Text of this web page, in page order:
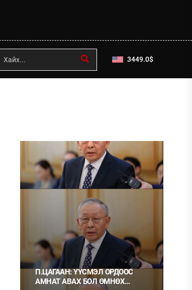
3449.0$
П.ЦАГААН: ҮҮСМЭЛ ОРДООС
АМНАТ АВАХ БОЛ ӨМНӨХ